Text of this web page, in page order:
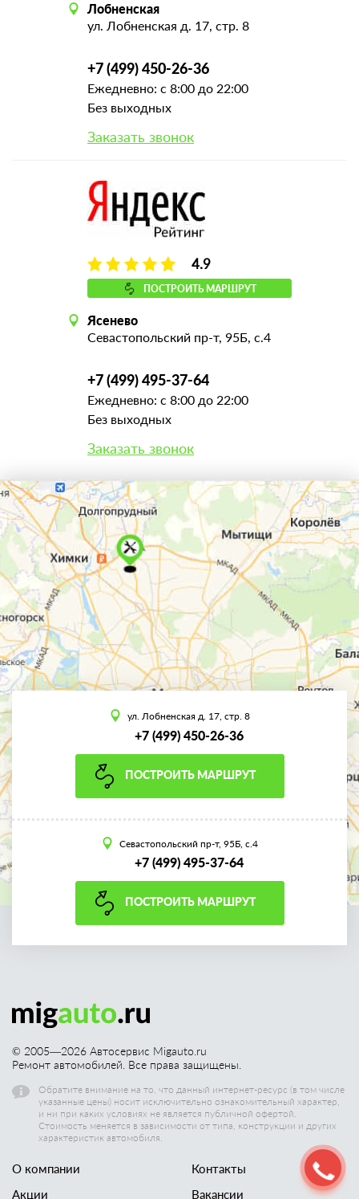
Лобненская
ул. Лобненская д. 17, стр. 8
+7 (499) 450-26-36
Ежедневно: с 8:00 до 22:00
Без выходных
Заказать звонок
4.9
ПОСТРОИТЬ МАРШРУТ
Ясенево
Севастопольский пр-т, 95Б, с.4
+7 (499) 495-37-64
Ежедневно: с 8:00 до 22:00
Без выходных
Заказать звонок
ул. Лобненская д. 17, стр. 8
+7 (499) 450-26-36
ПОСТРОИТЬ МАРШРУТ
Севастопольский пр-т, 95Б, с.4
+7 (499) 495-37-64
ПОСТРОИТЬ МАРШРУТ
© 2005—2026 Автосервис Migauto.ru
Ремонт автомобилей. Все права защищены.
Обратите внимание на то, что данный интернет-ресурс (в том числе
указанные цены) носит исключительно ознакомительный характер,
и ни при каких условиях не является публичной офертой.
Стоимость меняется в зависимости от типа, конструкции и других
характеристик автомобиля.
О компании
Акции
Контакты
Вакансии